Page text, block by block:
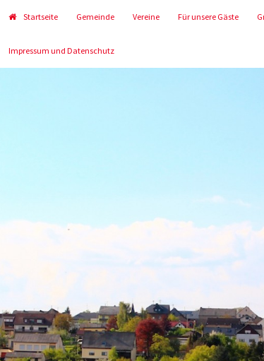
Startseite Gemeinde Vereine Für unsere Gäste
Impressum und Datenschutz